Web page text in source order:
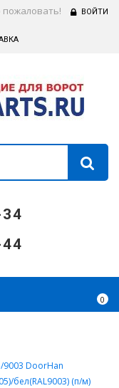
ВОЙТИ
0
9003 DoorHan
бел(RAL9003) (п/м)